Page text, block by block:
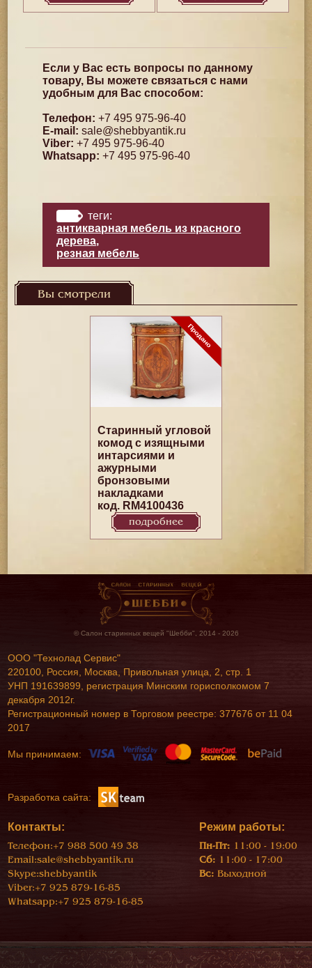
Если у Вас есть вопросы по данному
товару, Вы можете связаться с нами
удобным для Вас способом:
Телефон: +7 495 975-96-40
E-mail: sale@shebbyantik.ru
Viber: +7 495 975-96-40
Whatsapp: +7 495 975-96-40
теги:
антикварная мебель из красного
дерева,
резная мебель
Вы смотрели
Старинный угловой
комод с изящными
интарсиями и
ажурными
бронзовыми
накладками
код. RM4100436
подробнее
© Салон старинных вещей "Шебби", 2014 - 2026
ООО "Технолад Сервис"
220100, Россия, Москва, Привольная улица, 2, стр. 1
УНП 191639899, регистрация Минским горисполкомом 7
декабря 2012г.
Регистрационный номер в Торговом реестре: 377676 от 11 04
2017
Мы принимаем:
Разработка сайта:
Контакты:
Телефон:+7 988 500 49 38
Email:sale@shebbyantik.ru
Skype:shebbyantik
Viber:+7 925 879-16-85
Whatsapp:+7 925 879-16-85
Режим работы:
Пн-Пт: 11:00 - 19:00
Сб: 11:00 - 17:00
Вс: Выходной